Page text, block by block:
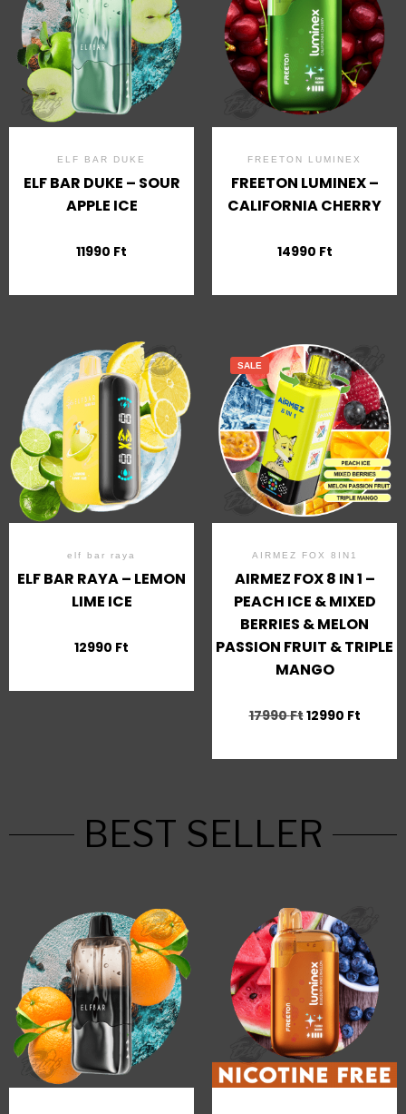
ELF BAR DUKE
ELF BAR DUKE – SOUR
APPLE ICE
11990 Ft
FREETON LUMINEX
FREETON LUMINEX –
CALIFORNIA CHERRY
14990 Ft
elf bar raya
ELF BAR RAYA – LEMON
LIME ICE
12990 Ft
SALE
AIRMEZ FOX 8IN1
AIRMEZ FOX 8 IN 1 –
PEACH ICE & MIXED
BERRIES & MELON
PASSION FRUIT & TRIPLE
MANGO
17990Ft12990 Ft
BEST SELLER